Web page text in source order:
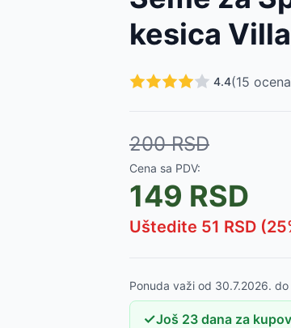
kesica
4.4(15
200RSD
Cena sa PDV:
149 RSD
Uštedite 51 RSD (25
Ponuda važi od 30.7.2026. do
✓Još 23 dana za